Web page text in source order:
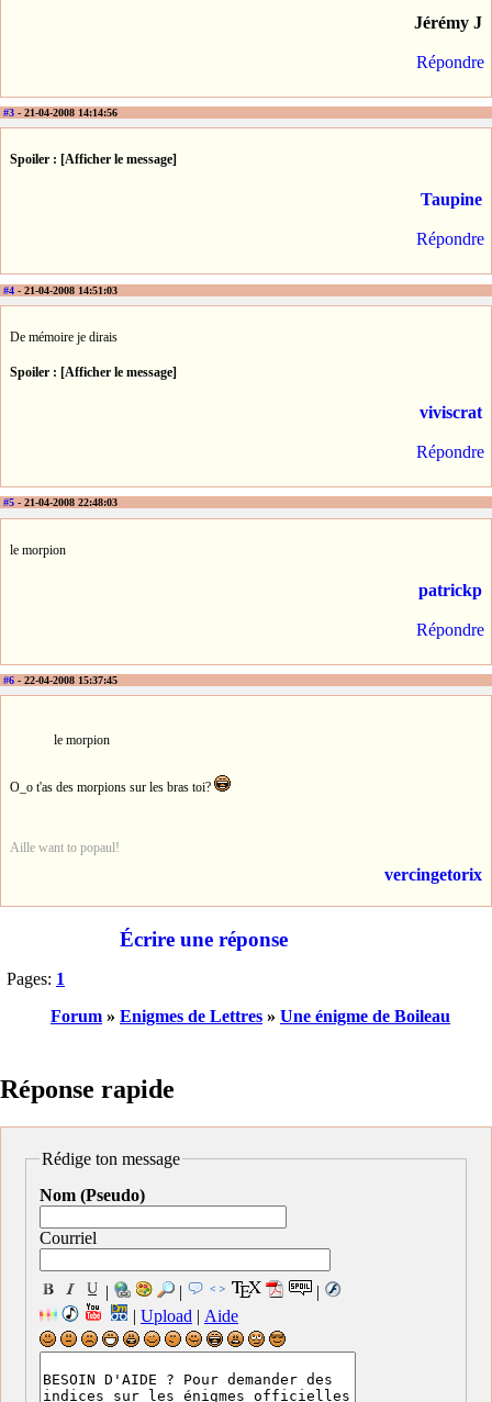
Jérémy J
Répondre
#3 - 21-04-2008 14:14:56
Spoiler : [Afficher le message]
Taupine
Répondre
#4 - 21-04-2008 14:51:03
De mémoire je dirais
Spoiler : [Afficher le message]
viviscrat
Répondre
#5 - 21-04-2008 22:48:03
le morpion
patrickp
Répondre
#6 - 22-04-2008 15:37:45
le morpion
O_o t'as des morpions sur les bras toi?
Aille want to popaul!
vercingetorix
Écrire une réponse
Pages: 1
Forum » Enigmes de Lettres » Une énigme de Boileau
Réponse rapide
Rédige ton message
Nom (Pseudo)
Courriel
| |
|
| Upload | Aide